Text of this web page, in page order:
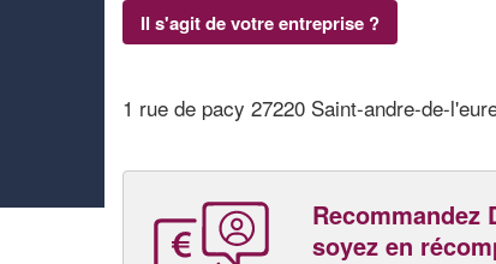
Il s'agit de votre entreprise ?
1 rue de pacy 27220 Saint-andre-de-
Recommandez
soyez en